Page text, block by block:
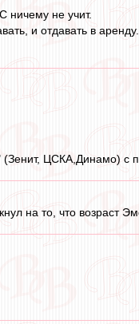
ничему не учит.
и отдавать в аренду.
ЦСКА,Динамо) с
на то, что возраст